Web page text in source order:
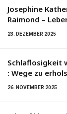
Josephine
Raimond –
23. DEZEMBER 2025
Schlaflosigkeit
: Wege zu
26. NOVEMBER 2025